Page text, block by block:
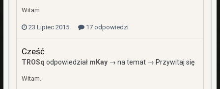
Witam
23 Lipiec 2015 17 odpowiedzi
Cześć
TROSq odpowiedział mKay→ na temat → Przywitaj się
Witam.